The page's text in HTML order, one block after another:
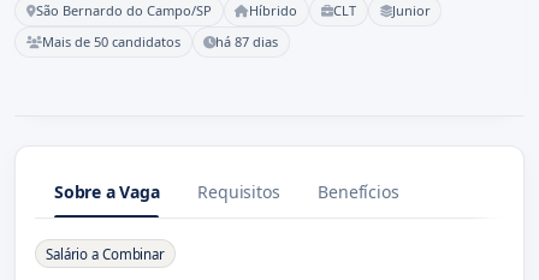
São Bernardo do Campo/SP Híbrido CLT
Junior
Mais de 50 candidatos
há 87 dias
Sobre a Vaga Requisitos Benefícios
Sobre a Vaga
Salário a Combinar